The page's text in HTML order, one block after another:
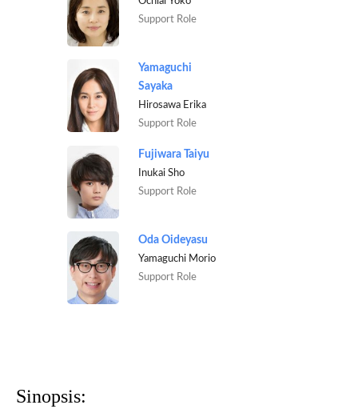
Support Role
Yamaguchi
Sayaka
Hirosawa Erika
Support Role
Fujiwara Taiyu
Inukai Sho
Support Role
Oda Oideyasu
Yamaguchi Morio
Support Role
Sinopsis: